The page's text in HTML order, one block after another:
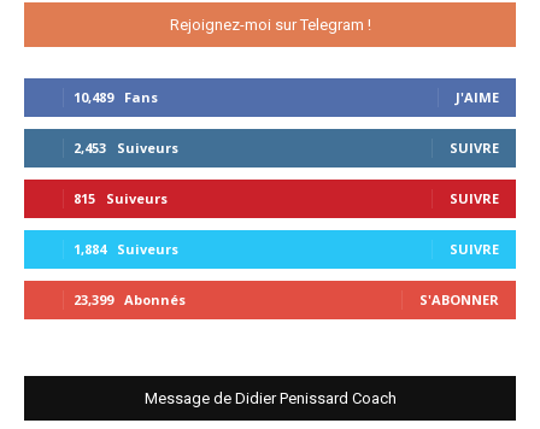
Rejoignez-moi sur Telegram !
10,489 Fans J'AIME
2,453 Suiveurs SUIVRE
815 Suiveurs SUIVRE
1,884 Suiveurs SUIVRE
23,399 Abonnés S'ABONNER
Message de Didier Penissard Coach